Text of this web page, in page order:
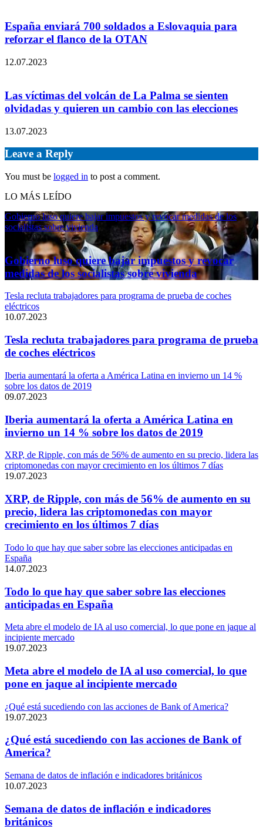
España enviará 700 soldados a Eslovaquia para
reforzar el flanco de la OTAN
12.07.2023
Las víctimas del volcán de La Palma se sienten
olvidadas y quieren un cambio con las elecciones
13.07.2023
Leave a Reply
You must be logged in to post a comment.
LO MÁS LEÍDO
Gobierno luso quiere bajar impuestos y revocar medidas de los
socialistas sobre vivienda
11.04.2024
Gobierno luso quiere bajar impuestos y revocar
medidas de los socialistas sobre vivienda
Tesla recluta trabajadores para programa de prueba de coches
eléctricos
10.07.2023
Tesla recluta trabajadores para programa de prueba
de coches eléctricos
Iberia aumentará la oferta a América Latina en invierno un 14 %
sobre los datos de 2019
09.07.2023
Iberia aumentará la oferta a América Latina en
invierno un 14 % sobre los datos de 2019
XRP, de Ripple, con más de 56% de aumento en su precio, lidera las
criptomonedas con mayor crecimiento en los últimos 7 días
19.07.2023
XRP, de Ripple, con más de 56% de aumento en su
precio, lidera las criptomonedas con mayor
crecimiento en los últimos 7 días
Todo lo que hay que saber sobre las elecciones anticipadas en
España
14.07.2023
Todo lo que hay que saber sobre las elecciones
anticipadas en España
Meta abre el modelo de IA al uso comercial, lo que pone en jaque al
incipiente mercado
19.07.2023
Meta abre el modelo de IA al uso comercial, lo que
pone en jaque al incipiente mercado
¿Qué está sucediendo con las acciones de Bank of America?
19.07.2023
¿Qué está sucediendo con las acciones de Bank of
America?
Semana de datos de inflación e indicadores británicos
10.07.2023
Semana de datos de inflación e indicadores
británicos